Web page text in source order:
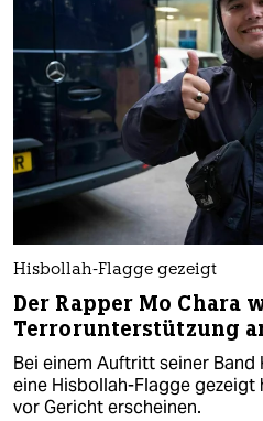
Hisbollah-Flagge gezeigt
Der Rapper Mo Chara
Terrorunterstützung
Bei einem Auftritt seiner Band
eine Hisbollah-Flagge
vor Gericht erscheinen.